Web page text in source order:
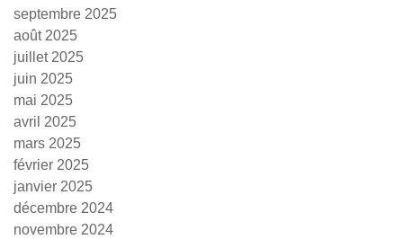
septembre 2025
août 2025
juillet 2025
juin 2025
mai 2025
avril 2025
mars 2025
février 2025
janvier 2025
décembre 2024
novembre 2024